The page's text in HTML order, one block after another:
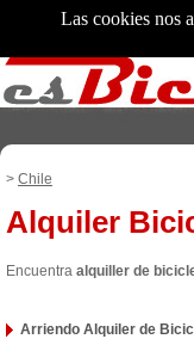
> Chile
Alquiler
Encuentra alquiller de
Arriendo Alquiler de
Las cookies nos